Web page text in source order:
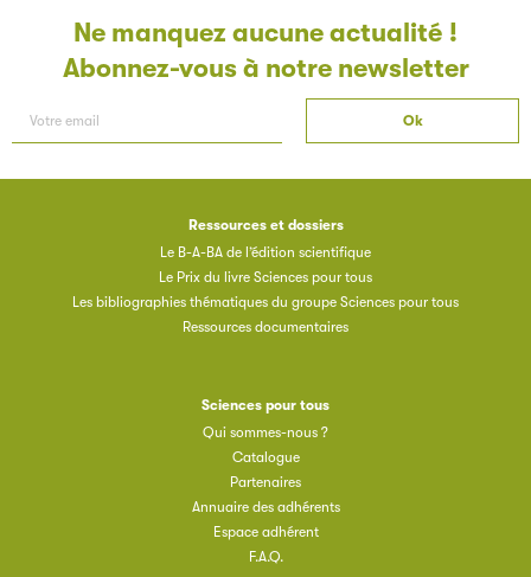
Ne manquez aucune actualité !
Abonnez-vous à notre newsletter
Ressources et dossiers
Le B-A-BA de l’édition scientifique
Le Prix du livre Sciences pour tous
Les bibliographies thématiques du groupe Sciences pour tous
Ressources documentaires
Sciences pour tous
Qui sommes-nous ?
Catalogue
Partenaires
Annuaire des adhérents
Espace adhérent
F.A.Q.